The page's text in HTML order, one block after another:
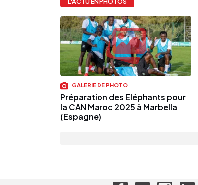
GALERIE DE PHOTO
Préparation des Eléphants pour
la CAN Maroc 2025 à Marbella
(Espagne)